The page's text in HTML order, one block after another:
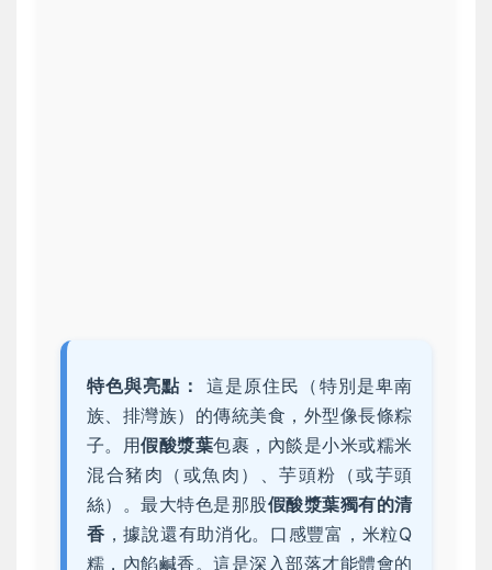
特色與亮點：
這是原住民（特別是卑南
族、排灣族）的傳統美食，外型像長條粽
子。用假酸漿葉包裹，內餤是小米或糯米
混合豬肉（或魚肉）、芋頭粉（或芋頭
絲）。最大特色是那股假酸漿葉獨有的清
香 ，據說還有助消化。口感豐富，米粒Q
糯，內餡鹹香。這是深入部落才能體會的